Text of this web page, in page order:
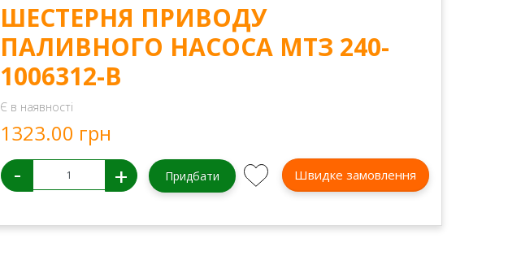
ШЕСТЕРНЯ ПРИВОДУ
ПАЛИВНОГО НАСОСА МТЗ 240-
1006312-В
Є в наявності
1323.00 грн
- + Придбати Швидке замовлення